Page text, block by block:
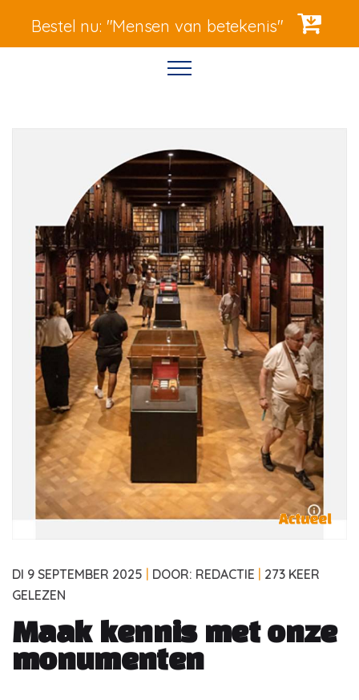
Bestel nu: "Mensen van betekenis"
DI 9 SEPTEMBER 2025 DOOR: REDACTIE
273 KEER
GELEZEN
Maak kennis met onze
monumenten